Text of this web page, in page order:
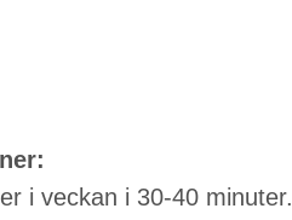
i veckan i 30-40 minuter.